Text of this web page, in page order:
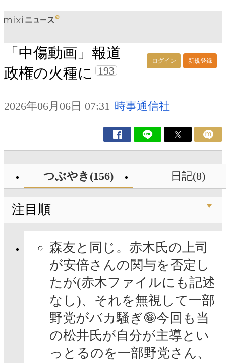
ログイン 新規登録
「中傷動画」報道
政権の火種に
193
2026年06月06日 07:31 時事通信社
つぶやき(156) 日記(8)
注目順
森友と同じ。赤木氏の上司
が安倍さんの関与を否定し
たが(赤木ファイルにも記述
なし)、それを無視して一部
野党がバカ騒ぎ🤪今回も当
の松井氏が自分が主導とい
っとるのを一部野党さん、